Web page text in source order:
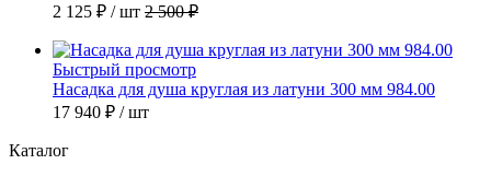
2 125 ₽ / шт 2 500 ₽
Быстрый просмотр
Насадка для душа круглая из латуни 300 мм 984.00
17 940 ₽ / шт
Каталог